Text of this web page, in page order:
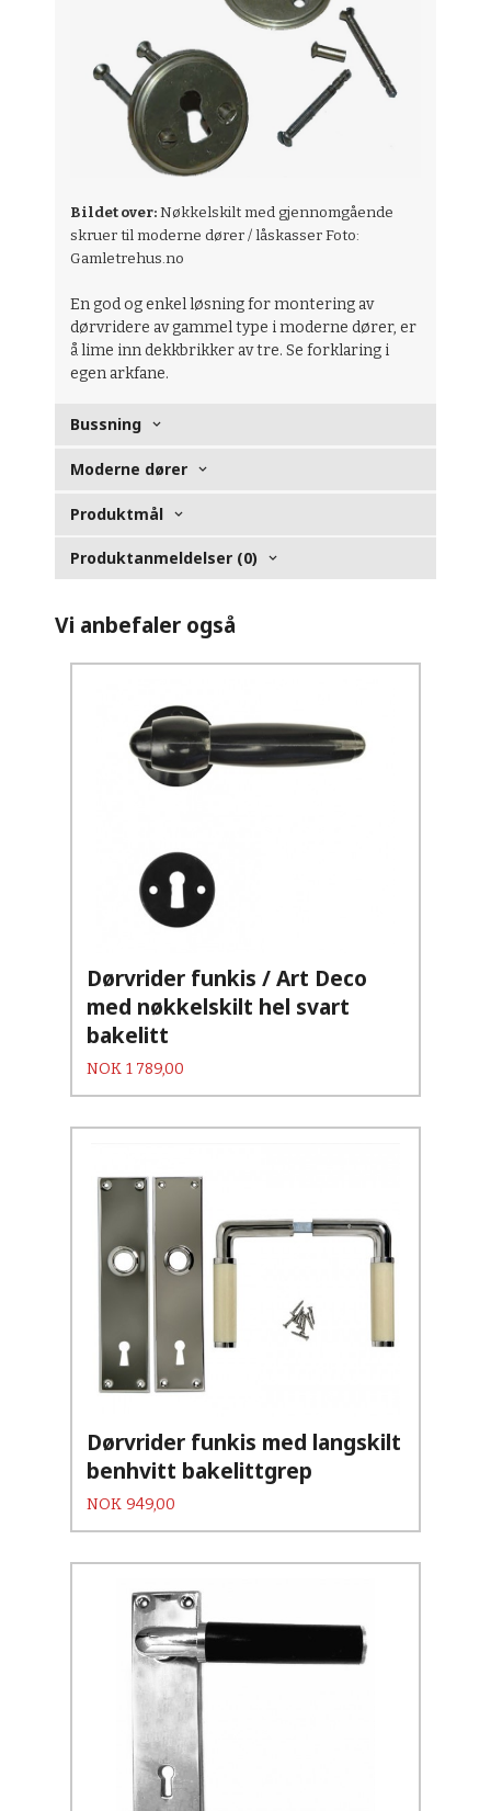
Bildet over:Nøkkelskilt med gjennomgående
skruer til moderne dører / låskasser Foto:
Gamletrehus.no
En god og enkel løsning for montering av
dørvridere av gammel type i moderne dører, er
å lime inn dekkbrikker av tre. Se forklaring i
egen arkfane.
Bussning
Moderne dører
Produktmål
Produktanmeldelser (0)
Vi anbefaler også
Dørvrider funkis / Art Deco
med nøkkelskilt hel svart
bakelitt
Pris
NOK 1 789,00
Dørvrider funkis med langskilt
benhvitt bakelittgrep
Pris
NOK 949,00